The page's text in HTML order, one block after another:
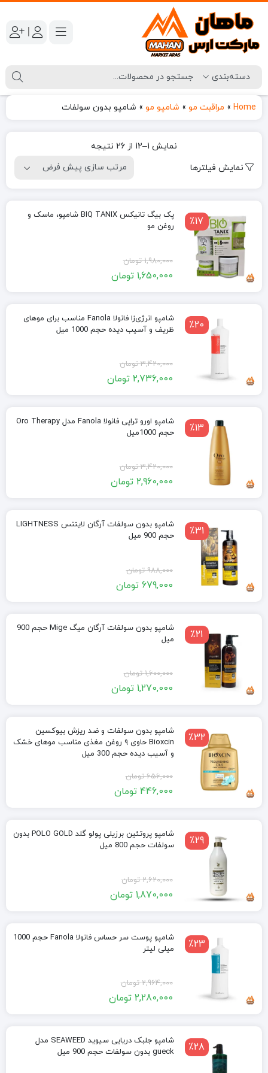
|
Home
» مراقبت مو » شامپو مو » شامپو بدون سولفات
نمایش 1–12 از 26 نتیجه
نمایش فیلترها
٪17
پک بیگ تانیکس BIQ TANIX شامپو، ماسک و
روغن مو
1,980,000 تومان
قیمت
اصلی:
1,650,000 تومان
قیمت
فعلی:
٪20
شامپو انرژی‌زا فانولا Fanola مناسب برای موهای
ظریف و آسیب دیده حجم 1000 میل
3,420,000 تومان
قیمت
اصلی:
2,736,000 تومان
قیمت
فعلی:
٪13
شامپو اورو تراپی فانولا Fanola مدل Oro Therapy
حجم 1000میل
3,420,000 تومان
قیمت
اصلی:
2,960,000 تومان
قیمت
فعلی:
٪31
شامپو بدون سولفات آرگان لایتنس LIGHTNESS
حجم 900 میل
988,000 تومان قیمت
اصلی:
679,000 تومان
قیمت
فعلی:
٪21
شامپو بدون سولفات آرگان میگ Mige حجم 900
میل
1,600,000 تومان
قیمت
اصلی:
1,270,000 تومان
قیمت
فعلی:
٪32
شامپو بدون سولفات و ضد ریزش بیوکسین
Bioxcin حاوی ۹ روغن مغذی مناسب موهای خشک
و آسیب دیده حجم 300 میل
656,000 تومان قیمت
اصلی:
446,000 تومان
قیمت
فعلی:
٪29
شامپو پروتئین برزیلی پولو گلد POLO GOLD بدون
سولفات حجم 800 میل
2,620,000 تومان
قیمت
اصلی:
1,870,000 تومان
قیمت
فعلی:
٪23
شامپو پوست سر حساس فانولا Fanola حجم 1000
میلی لیتر
2,964,000 تومان
قیمت
اصلی:
2,280,000 تومان
قیمت
فعلی:
٪28
شامپو جلبک دریایی سیوید SEAWEED مدل
gueck بدون سولفات حجم 900 میل